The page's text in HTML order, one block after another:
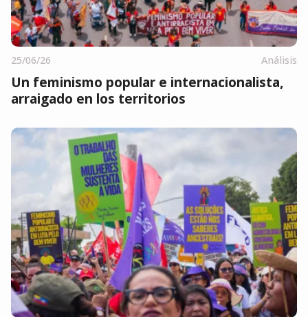
25/06/26 Análisis
Un feminismo popular e internacionalista,
arraigado en los territorios